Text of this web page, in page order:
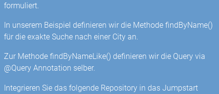
formuliert.
In unserem Beispiel definieren wir die Methode findByName()
für die exakte Suche nach einer City an.
Zur Methode findByNameLike() definieren wir die Query via
@Query Annotation selber.
Integrieren Sie das folgende Repository in das Jumpstart